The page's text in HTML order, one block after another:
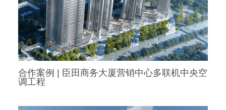
合作案例 | 臣田商务大厦营销中心多联机中央空
调工程